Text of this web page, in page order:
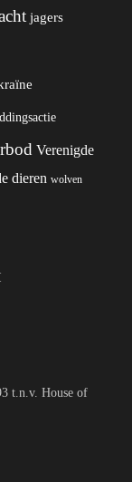
jagers
Verenigde
dieren wolven
t.n.v. House of